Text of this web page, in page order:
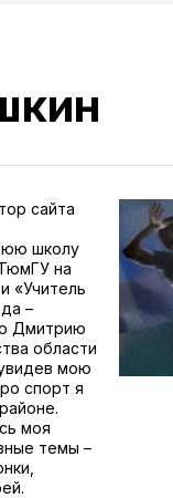
сайта
школу
на
«Учитель
–
Дмитрию
области
мою
спорт я
моя
темы –